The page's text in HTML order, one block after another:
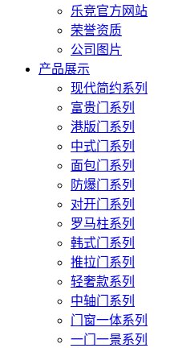
乐竞官方网站
荣誉资质
公司图片
产品展示
现代简约系列
富贵门系列
港版门系列
中式门系列
面包门系列
防爆门系列
对开门系列
罗马柱系列
韩式门系列
推拉门系列
轻奢款系列
中轴门系列
门窗一体系列
一门一景系列